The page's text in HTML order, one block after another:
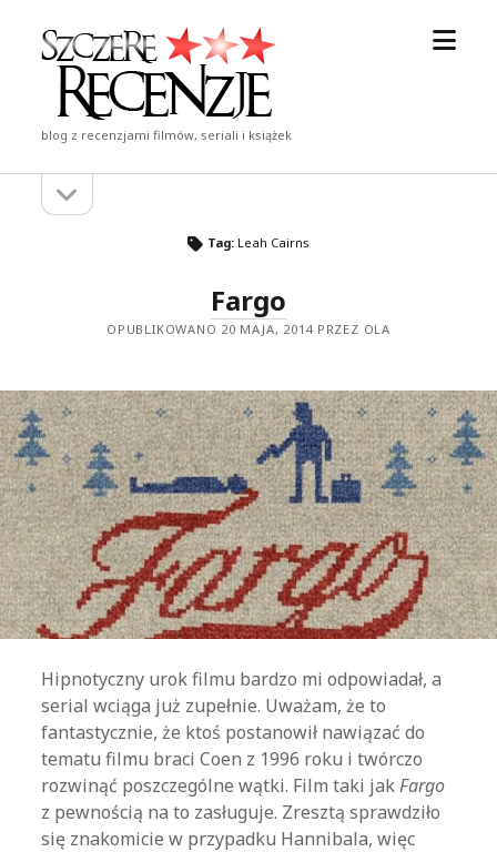
Szczere
Recenzje
blog z recenzjami filmów, seriali i książek
Pasekpasek
Tag: Leah Cairns
Fargo
OPUBLIKOWANO 20 MAJA, 2014 PRZEZ OLA
Hipnotyczny urok filmu bardzo mi odpowiadał, a
serial wciąga już zupełnie. Uważam, że to
fantastycznie, że ktoś postanowił nawiązać do
tematu filmu braci Coen z 1996 roku i twórczo
rozwinąć poszczególne wątki. Film taki jakFargo
z pewnością na to zasługuje. Zresztą sprawdziło
się znakomicie w przypadku Hannibala, więc